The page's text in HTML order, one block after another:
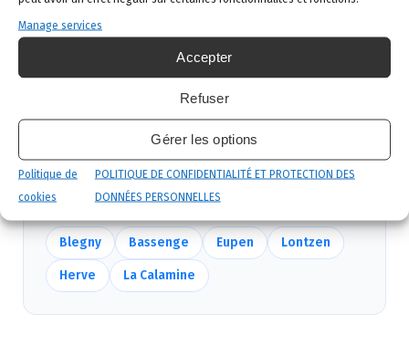
Manage services
Accepter
Refuser
Gérer les options
Politique de
cookies
POLITIQUE DE CONFIDENTIALITÉ ET PROTECTION DES
DONNÉES PERSONNELLES
produits certifiés, sécurité maximale, discrétion
garantie.
: visite de contrôle et garantie
de résultat.
Nous intervenons aussi près de Oupeye
Mêmes équipes, mêmes délais — voirtoutes nos
communes.
Blegny Bassenge Eupen Lontzen
Herve La Calamine